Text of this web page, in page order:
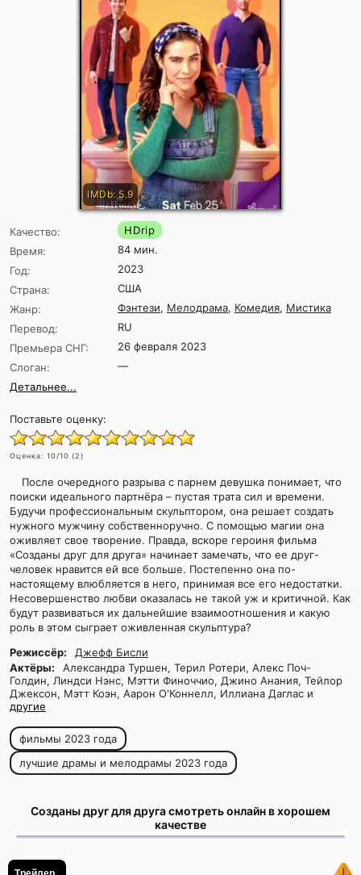
IMDb: 5.9
Качество:
HDrip
Время:
84 мин.
Год:
2023
Страна:
США
Жанр:
Фэнтези, Мелодрама, Комедия, Мистика
Перевод:
RU
Премьера СНГ:
26 февраля 2023
Слоган:
—
Детальнее...
Поставьте оценку:
Оценка: 10/10 (2)
После очередного разрыва с парнем девушка понимает, что
поиски идеального партнёра – пустая трата сил и времени.
Будучи профессиональным скульптором, она решает создать
нужного мужчину собственноручно. С помощью магии она
оживляет свое творение. Правда, вскоре героиня фильма
«Созданы друг для друга» начинает замечать, что ее друг-
человек нравится ей все больше. Постепенно она по-
настоящему влюбляется в него, принимая все его недостатки.
Несовершенство любви оказалась не такой уж и критичной. Как
будут развиваться их дальнейшие взаимоотношения и какую
роль в этом сыграет оживленная скульптура?
Режиссёр:
Джефф Бисли
Актёры:
Александра Туршен, Терил Ротери, Алекс Поч-
Голдин, Линдси Нэнс, Мэтти Финоччио, Джино Анания, Тейлор
Джексон, Мэтт Коэн, Аарон О'Коннелл, Иллиана Даглас и
другие
фильмы 2023 года
лучшие драмы и мелодрамы 2023 года
Созданы друг для друга смотреть онлайн в хорошем
качестве